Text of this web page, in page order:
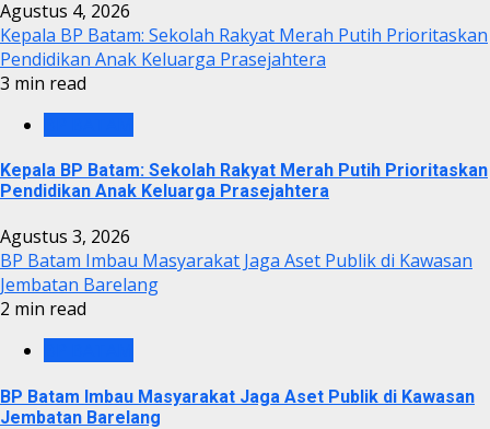
Agustus 4, 2026
Kepala BP Batam: Sekolah Rakyat Merah Putih Prioritaskan
Pendidikan Anak Keluarga Prasejahtera
3 min read
Kepala BP Batam: Sekolah Rakyat Merah Putih Prioritaskan
Pendidikan Anak Keluarga Prasejahtera
Agustus 3, 2026
BP Batam Imbau Masyarakat Jaga Aset Publik di Kawasan
Jembatan Barelang
2 min read
BP Batam Imbau Masyarakat Jaga Aset Publik di Kawasan
Jembatan Barelang